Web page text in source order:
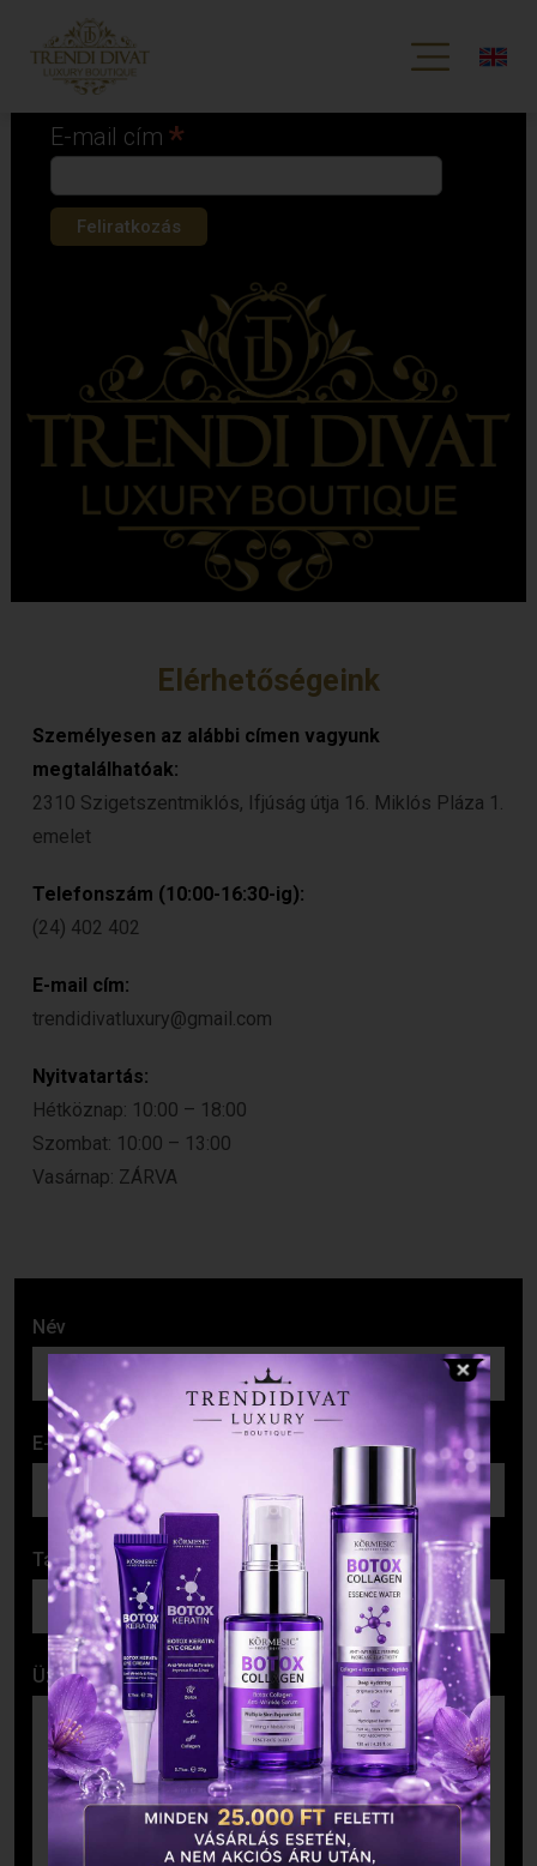
Iratkozz fel hírlevelünkre!
*
E-mail cím*
Név
E-mail cím
Tárgy
Üzenet
Elérhetőségeink
Személyesen az alábbi címen vagyunk
megtalálhatóak:
2310 Szigetszentmiklós, Ifjúság útja 16. Miklós Pláza 1.
emelet
Telefonszám (10:00-16:30-ig):
(24) 402 402
E-mail cím:
trendidivatluxury@gmail.com
Nyitvatartás:
Hétköznap: 10:00 – 18:00
Szombat: 10:00 – 13:00
Vasárnap: ZÁRVA